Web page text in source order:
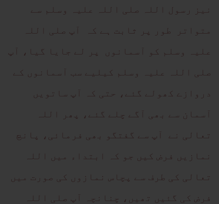
نیز رسول اللہ صلی اللہ علیہ وسلم سے
متواتر طور پر ثابت ہے کہ آپ صلی اللہ
علیہ وسلم کو آسمانوں پر لے جایا گیا، آپ
صلی اللہ علیہ وسلم کیلیے سب آسمانوں کے
دروازے کھولے گئے، حتی کہ آپ ساتویں
آسمان سے بھی آگے چلے گئے، پھر اللہ
تعالی نے آپ سے گفتگو بھی فرمائی، پانچ
نمازیں فرض کیں جو کہ ابتداء میں اللہ
تعالی کی طرف سے پچاس نمازوں کی صورت میں
فرض کی گئیں تھیں، چنانچہ آپ صلی اللہ